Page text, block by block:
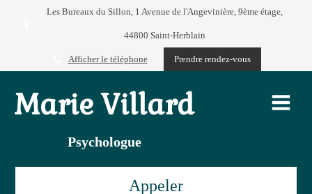
Les Bureaux du Sillon, 1 Avenue de l'Angevinière, 9ème étage,
44800 Saint-Herblain
Afficher le téléphone Prendre rendez-vous
Marie Villard
Psychologue
Appeler